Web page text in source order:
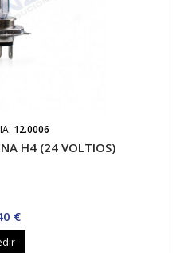
12.0006
H4 (24 VOLTIOS)
€